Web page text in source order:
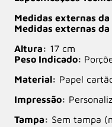
Medidas externas da
Medidas externas da
Altura: 17 cm
Peso Indicado:
Material: Papel
Impressão:
Tampa: Sem tampa